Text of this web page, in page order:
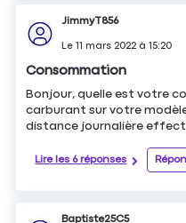
JimmyT856
Le11 mars 2022 à15:20
Consommation
Bonjour, quelle est votre
carburant sur votre
distance journalière
Lire les 6 réponses
Baptiste25C5